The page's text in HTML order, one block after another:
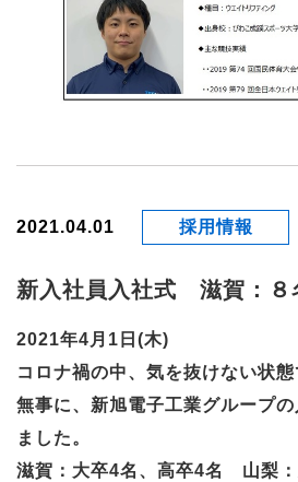
2021.04.01 採用情報
新入社員入社式 滋賀：８
2021年4月1日(木)
コロナ禍の中、気を抜けない状態
無事に、新旭電子工業グループ
ました。
滋賀：大卒4名、高卒4名 山梨